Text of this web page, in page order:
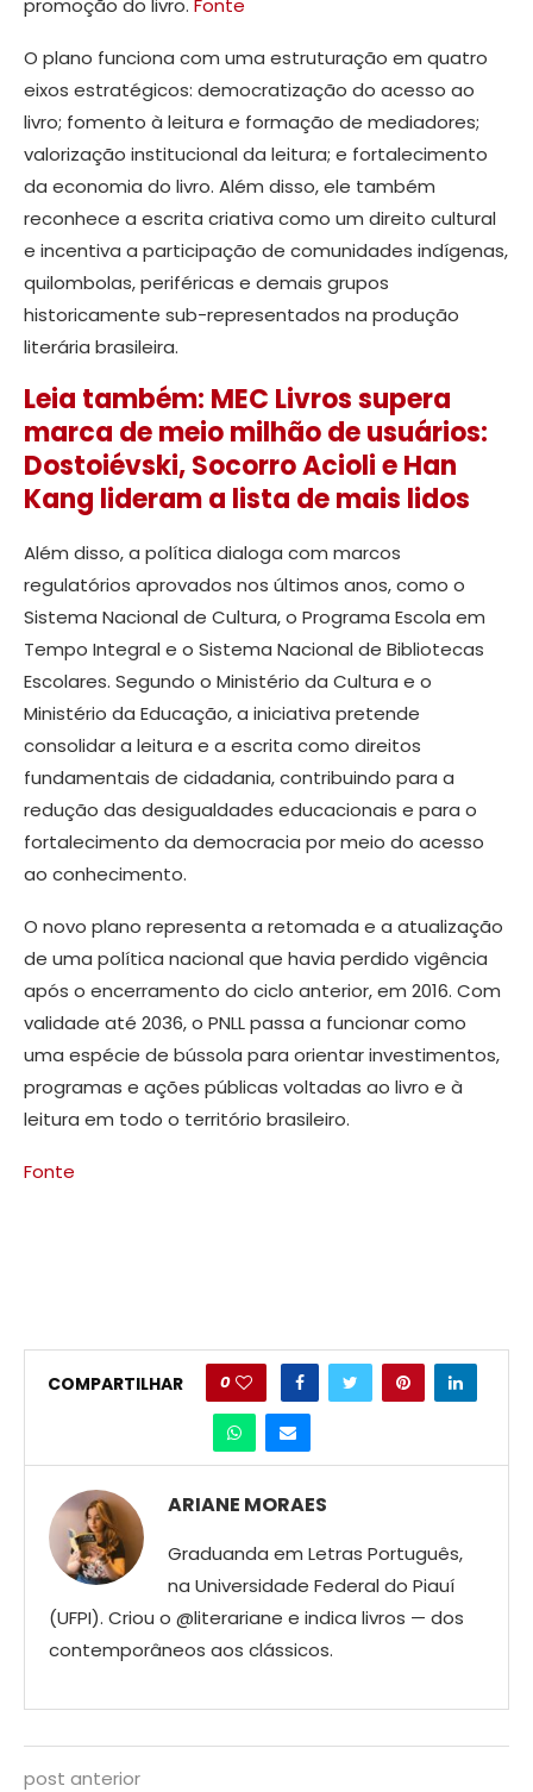
promoção do livro. Fonte
O plano funciona com uma estruturação em quatro
eixos estratégicos: democratização do acesso ao
livro; fomento à leitura e formação de mediadores;
valorização institucional da leitura; e fortalecimento
da economia do livro. Além disso, ele também
reconhece a escrita criativa como um direito cultural
e incentiva a participação de comunidades indígenas,
quilombolas, periféricas e demais grupos
historicamente sub-representados na produção
literária brasileira.
Leia também: MEC Livros supera
marca de meio milhão de usuários:
Dostoiévski, Socorro Acioli e Han
Kang lideram a lista de mais lidos
Além disso, a política dialoga com marcos
regulatórios aprovados nos últimos anos, como o
Sistema Nacional de Cultura, o Programa Escola em
Tempo Integral e o Sistema Nacional de Bibliotecas
Escolares. Segundo o Ministério da Cultura e o
Ministério da Educação, a iniciativa pretende
consolidar a leitura e a escrita como direitos
fundamentais de cidadania, contribuindo para a
redução das desigualdades educacionais e para o
fortalecimento da democracia por meio do acesso
ao conhecimento.
O novo plano representa a retomada e a atualização
de uma política nacional que havia perdido vigência
após o encerramento do ciclo anterior, em 2016. Com
validade até 2036, o PNLL passa a funcionar como
uma espécie de bússola para orientar investimentos,
programas e ações públicas voltadas ao livro e à
leitura em todo o território brasileiro.
Fonte
COMPARTILHAR 0
ARIANE MORAES
Graduanda em Letras Português,
na Universidade Federal do Piauí
(UFPI). Criou o @literariane e indica livros — dos
contemporâneos aos clássicos.
post anterior